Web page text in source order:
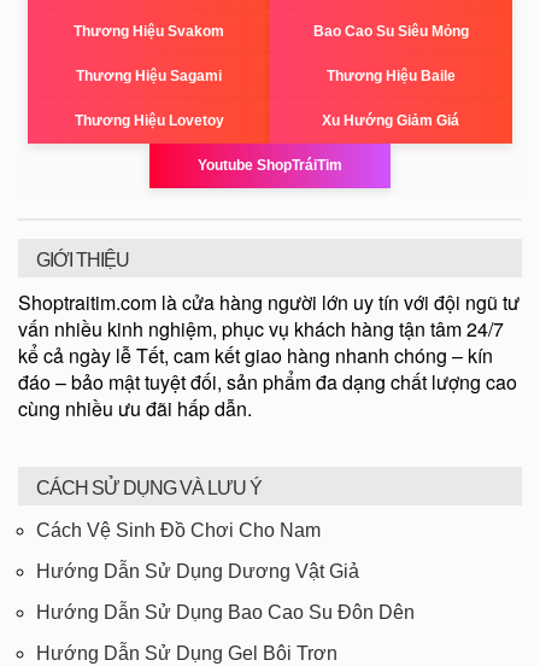
Thương Hiệu Svakom Bao Cao Su Siêu Mỏng
Thương Hiệu Sagami Thương Hiệu Baile
Thương Hiệu Lovetoy Xu Hướng Giảm Giá
Youtube ShopTráiTim
GIỚI THIỆU
Shoptraitim.com là cửa hàng người lớn uy tín với đội ngũ tư
vấn nhiều kinh nghiệm, phục vụ khách hàng tận tâm 24/7
kể cả ngày lễ Tết, cam kết giao hàng nhanh chóng – kín
đáo – bảo mật tuyệt đối, sản phẩm đa dạng chất lượng cao
cùng nhiều ưu đãi hấp dẫn.
CÁCH SỬ DỤNG VÀ LƯU Ý
Cách Vệ Sinh Đồ Chơi Cho Nam
Hướng Dẫn Sử Dụng Dương Vật Giả
Hướng Dẫn Sử Dụng Bao Cao Su Đôn Dên
Hướng Dẫn Sử Dụng Gel Bôi Trơn